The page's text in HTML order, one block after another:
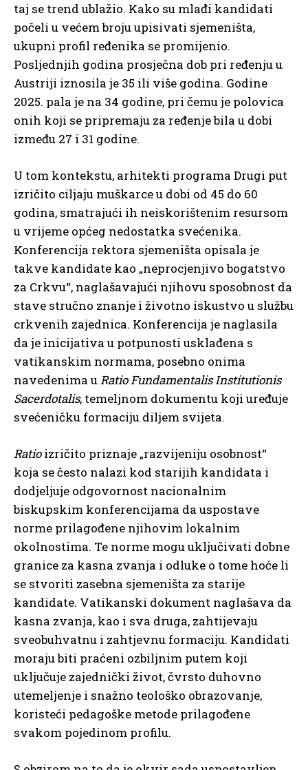
taj se trend ublažio. Kako su mlađi kandidati
počeli u većem broju upisivati ​​sjemeništa,
ukupni profil ređenika se promijenio.
Posljednjih godina prosječna dob pri ređenju u
Austriji iznosila je 35 ili više godina. Godine
2025. pala je na 34 godine, pri čemu je polovica
onih koji se pripremaju za ređenje bila u dobi
između 27 i 31 godine.
U tom kontekstu, arhitekti programa Drugi put
izričito ciljaju muškarce u dobi od 45 do 60
godina, smatrajući ih neiskorištenim resursom
u vrijeme općeg nedostatka svećenika.
Konferencija rektora sjemeništa opisala je
takve kandidate kao „neprocjenjivo bogatstvo
za Crkvu“, naglašavajući njihovu sposobnost da
stave stručno znanje i životno iskustvo u službu
crkvenih zajednica. Konferencija je naglasila
da je inicijativa u potpunosti usklađena s
vatikanskim normama, posebno onima
navedenima uRatio Fundamentalis Institutionis
Sacerdotalis, temeljnom dokumentu koji uređuje
svećeničku formaciju diljem svijeta.
Ratioizričito priznaje „razvijeniju osobnost“
koja se često nalazi kod starijih kandidata i
dodjeljuje odgovornost nacionalnim
biskupskim konferencijama da uspostave
norme prilagođene njihovim lokalnim
okolnostima. Te norme mogu uključivati ​​dobne
granice za kasna zvanja i odluke o tome hoće li
se stvoriti zasebna sjemeništa za starije
kandidate. Vatikanski dokument naglašava da
kasna zvanja, kao i sva druga, zahtijevaju
sveobuhvatnu i zahtjevnu formaciju. Kandidati
moraju biti praćeni ozbiljnim putem koji
uključuje zajednički život, čvrsto duhovno
utemeljenje i snažno teološko obrazovanje,
koristeći pedagoške metode prilagođene
svakom pojedinom profilu.